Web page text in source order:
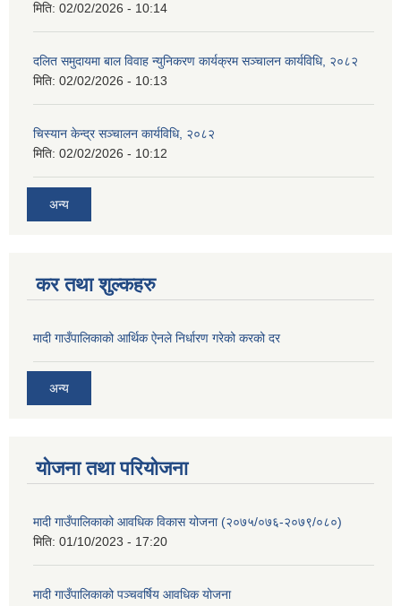
मिति: 02/02/2026 - 10:14
दलित समुदायमा बाल विवाह न्युनिकरण कार्यक्रम सञ्‍चालन कार्यविधि, २०८२
मिति: 02/02/2026 - 10:13
चिस्यान केन्द्र सञ्‍चालन कार्यविधि, २०८२
मिति: 02/02/2026 - 10:12
अन्य
कर तथा शुल्कहरु
मादी गाउँपालिकाको आर्थिक ऐनले निर्धारण गरेको करको दर
अन्य
योजना तथा परियोजना
मादी गाउँपालिकाको आवधिक विकास योजना (२०७५/०७६-२०७९/०८०)
मिति: 01/10/2023 - 17:20
मादी गाउँपालिकाको पञ्चवर्षिय आवधिक योजना